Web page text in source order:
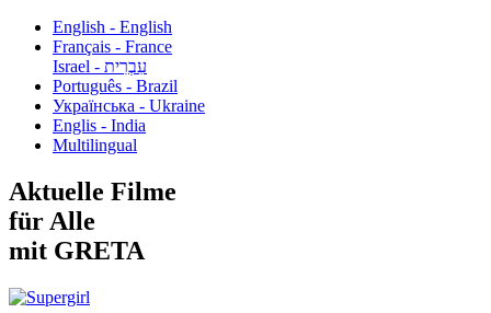
English - English
Français - France
עִבְרִית - Israel
Português - Brazil
Українська - Ukraine
Englis - India
Multilingual
Aktuelle Filme
für Alle
mit GRETA